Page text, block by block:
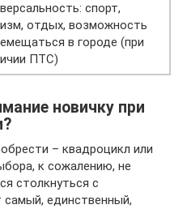
спорт,
отдых, возможность
в городе (при
ПТС)
новичку при
– квадроцикл или
к сожалению, не
столкнуться с
единственный,